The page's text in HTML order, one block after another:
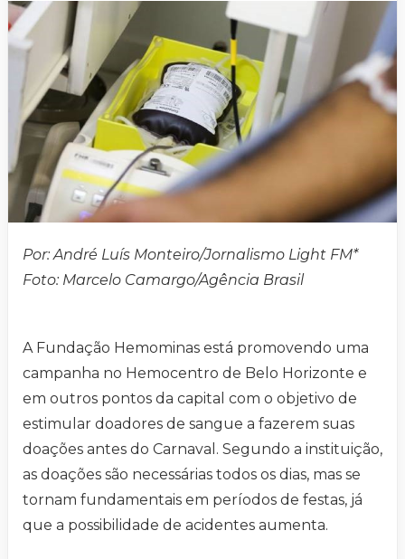
Por: André Luís Monteiro/Jornalismo Light FM*
Foto: Marcelo Camargo/Agência Brasil
A Fundação Hemominas está promovendo uma
campanha no Hemocentro de Belo Horizonte e
em outros pontos da capital com o objetivo de
estimular doadores de sangue a fazerem suas
doações antes do Carnaval. Segundo a instituição,
as doações são necessárias todos os dias, mas se
tornam fundamentais em períodos de festas, já
que a possibilidade de acidentes aumenta.